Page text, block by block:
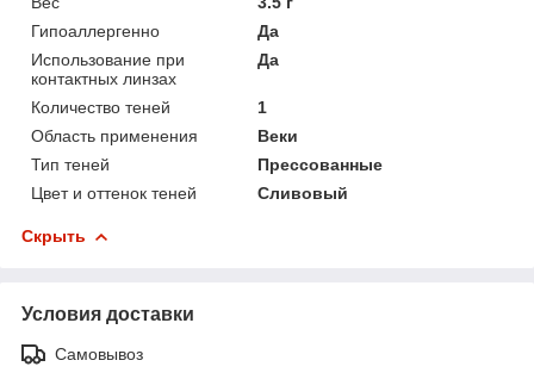
Гипоаллергенно
Да
Использование при
контактных линзах
Да
Количество теней
1
Область применения
Веки
Тип теней
Прессованные
Цвет и оттенок теней
Сливовый
Скрыть
Условия доставки
Самовывоз